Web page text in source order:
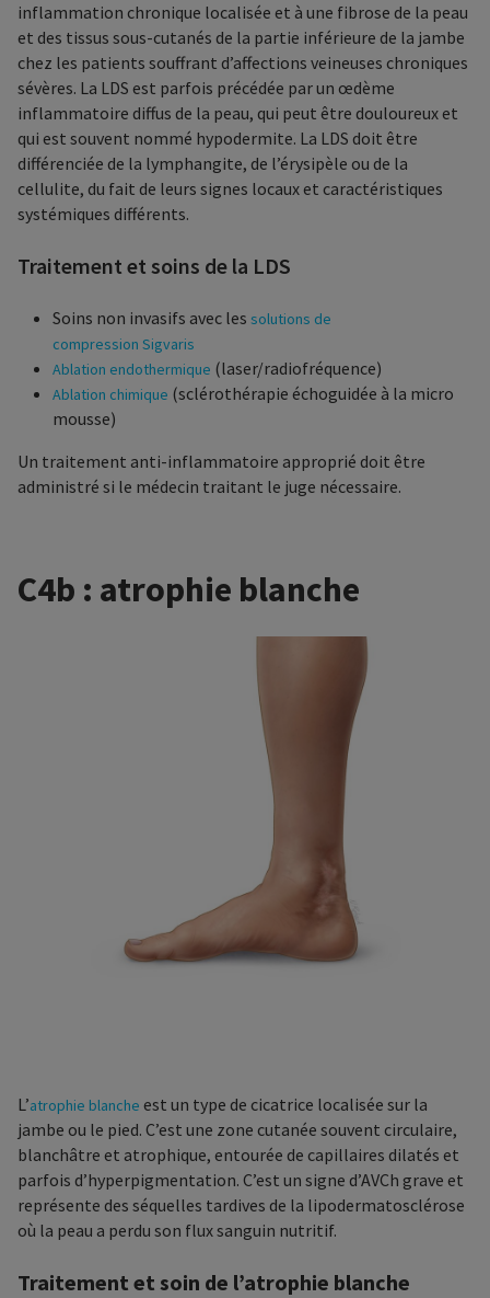
inflammation chronique localisée et à une fibrose de la peau
et des tissus sous-cutanés de la partie inférieure de la jambe
chez les patients souffrant d’affections veineuses chroniques
sévères. La LDS est parfois précédée par un œdème
inflammatoire diffus de la peau, qui peut être douloureux et
qui est souvent nommé hypodermite. La LDS doit être
différenciée de la lymphangite, de l’érysipèle ou de la
cellulite, du fait de leurs signes locaux et caractéristiques
systémiques différents.
Traitement et soins de la LDS
Soins non invasifs avec les solutions de
compression Sigvaris
Ablation endothermique (laser/radiofréquence)
Ablation chimique (sclérothérapie échoguidée à la micro
mousse)
Un traitement anti-inflammatoire approprié doit être
administré si le médecin traitant le juge nécessaire.
C4b : atrophie blanche
L’atrophie blanche est un type de cicatrice localisée sur la
jambe ou le pied. C’est une zone cutanée souvent circulaire,
blanchâtre et atrophique, entourée de capillaires dilatés et
parfois d’hyperpigmentation. C’est un signe d’AVCh grave et
représente des séquelles tardives de la lipodermatosclérose
où la peau a perdu son flux sanguin nutritif.
Traitement et soin de l’atrophie blanche